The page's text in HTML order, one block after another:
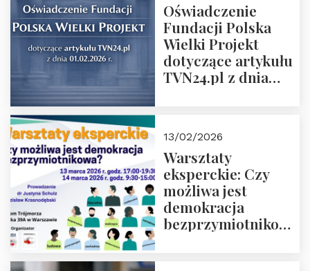
Oświadczenie
Fundacji Polska
Wielki Projekt
dotyczące artykułu
TVN24.pl z dnia
13/02/2026
Warsztaty
eksperckie: Czy
możliwa jest
demokracja
bezprzymiotnikowa?